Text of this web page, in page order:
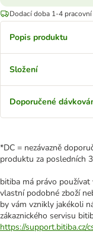
Dodací doba 1-4
Popis produktu
Složení
Doporučené
*DC = nezávazně
produktu za posledních
bitiba má právo
vlastní podobné zboží
by vám vznikly jakékoli
zákaznického servisu
https://support.bitiba.cz/